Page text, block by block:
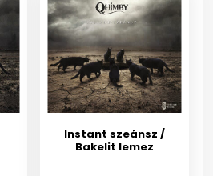
Instant szeánsz /
Bakelit lemez